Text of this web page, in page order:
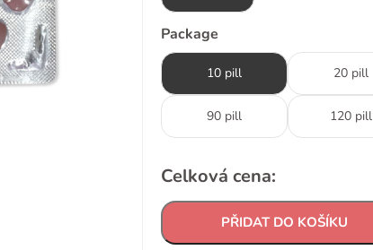
Package
10 pill 20 pill
90 pill 120 pill
Celková cena:
PŘIDAT DO KOŠÍKU